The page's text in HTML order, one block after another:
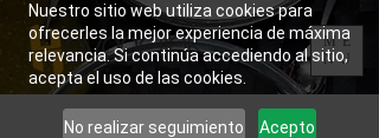
Nuestro sitio web utiliza cookies para
ofrecerles la mejor experiencia de máxima
relevancia. Si continúa accediendo al sitio,
acepta el uso de las cookies.
No realizar seguimiento Acepto
ME
NU